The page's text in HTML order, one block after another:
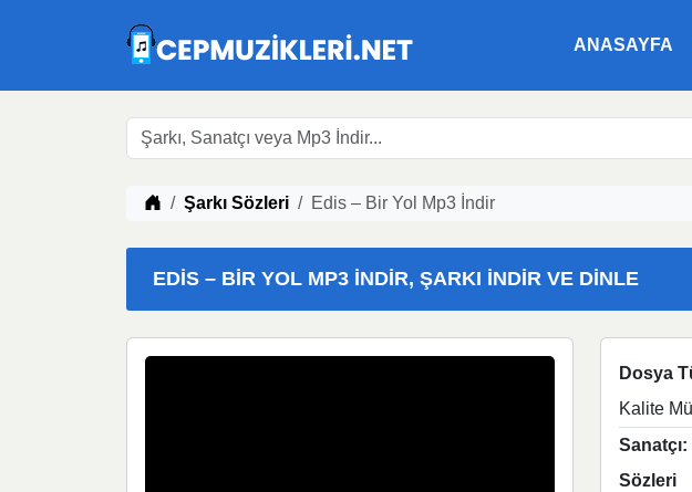
ANASAYFA
Müzik indir
Şarkı Sözleri Edis – Bir Yol Mp3 İndir
EDIS – BIR YOL MP3 İNDIR, ŞARKI İNDIR VE DINLE
Dosya
Kalite
Sanatçı:
Sözleri